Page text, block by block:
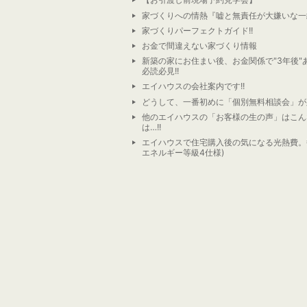
家づくりへの情熱『嘘と無責任が大嫌いな
家づくりパーフェクトガイド!!
お金で間違えない家づくり情報
新築の家にお住まい後、お金関係で"3年後"
必読必見!!
エイハウスの会社案内です!!
どうして、一番初めに「個別無料相談会」
他のエイハウスの「お客様の生の声」はこ
は…!!
エイハウスで住宅購入後の気になる光熱費
エネルギー等級4仕様)